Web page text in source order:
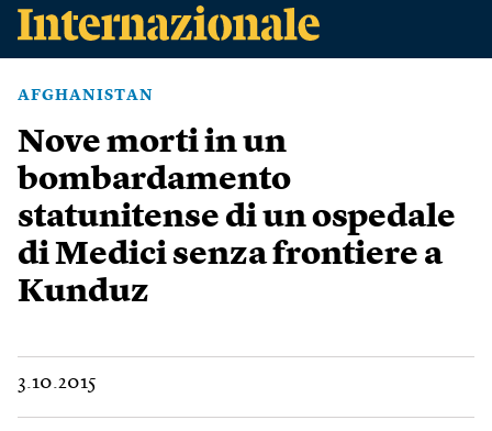
AFGHANISTAN
Nove morti in un
bombardamento
statunitense di un ospedale
di Medici senza frontiere a
Kunduz
3.10.2015